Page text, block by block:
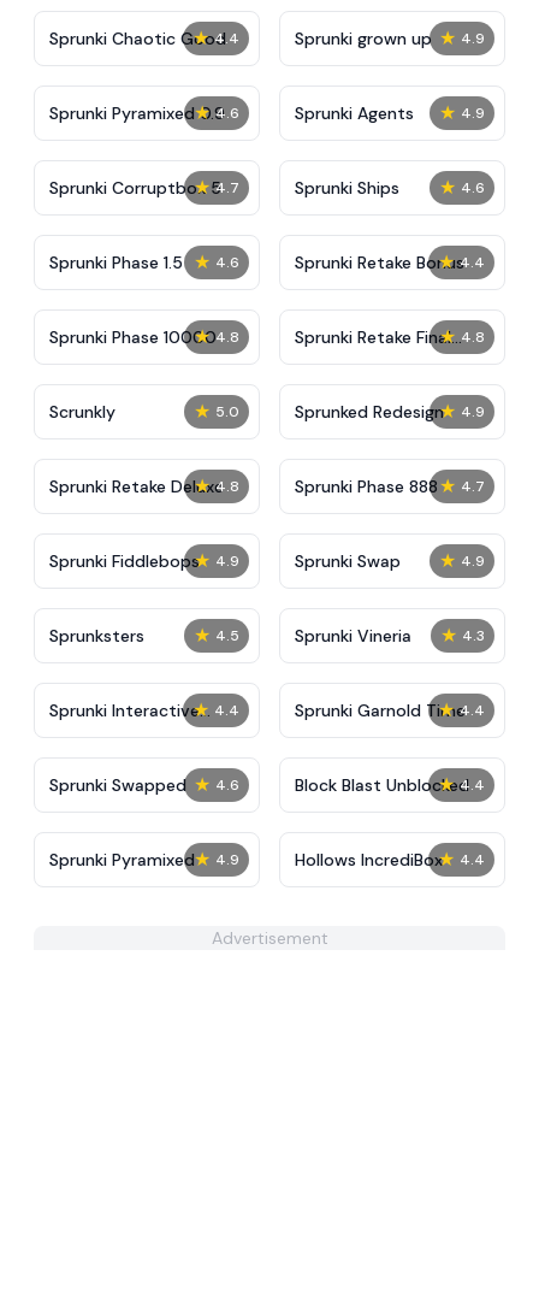
★ 4.4
Sprunki Chaotic Good ★ 4.9
Sprunki grown up
★ 4.6
Sprunki Pyramixed 0.9 ★ 4.9
Sprunki Agents
★ 4.7
Sprunki Corruptbox 5 ★ 4.6
Sprunki Ships
★ 4.6
Sprunki Phase 1.5 ★ 4.4
Sprunki Retake Bonus
★ 4.8
Sprunki Phase 10000 ★ 4.8
Sprunki Retake Final
Update
★ 5.0
Scrunkly ★ 4.9
Sprunked Redesign
★ 4.8
Sprunki Retake Deluxe ★ 4.7
Sprunki Phase 888
★ 4.9
Sprunki Fiddlebops ★ 4.9
Sprunki Swap
★ 4.5
Sprunksters ★ 4.3
Sprunki Vineria
★ 4.4
Sprunki Interactive
Tunner
★ 4.4
Sprunki Garnold Time
★ 4.6
Sprunki Swapped ★ 4.4
Block Blast Unblocked
★ 4.9
Sprunki Pyramixed ★ 4.4
Hollows IncrediBox
Advertisement